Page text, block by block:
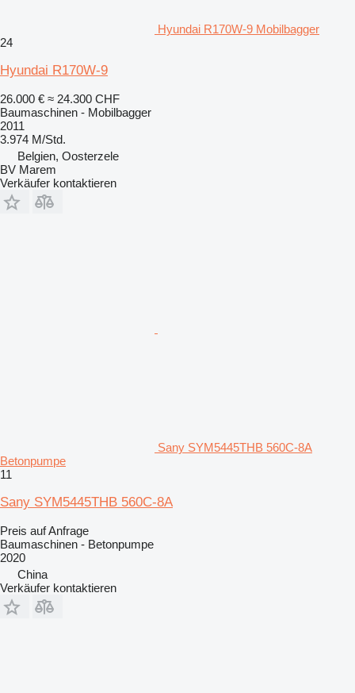
Hyundai R170W-9 Mobilbagger
24
Hyundai R170W-9
26.000 € ≈ 24.300 CHF
Baumaschinen - Mobilbagger
2011
3.974 M/Std.
Belgien, Oosterzele
BV Marem
Verkäufer kontaktieren
Sany SYM5445THB 560C-8A
Betonpumpe
11
Sany SYM5445THB 560C-8A
Preis auf Anfrage
Baumaschinen - Betonpumpe
2020
China
Verkäufer kontaktieren